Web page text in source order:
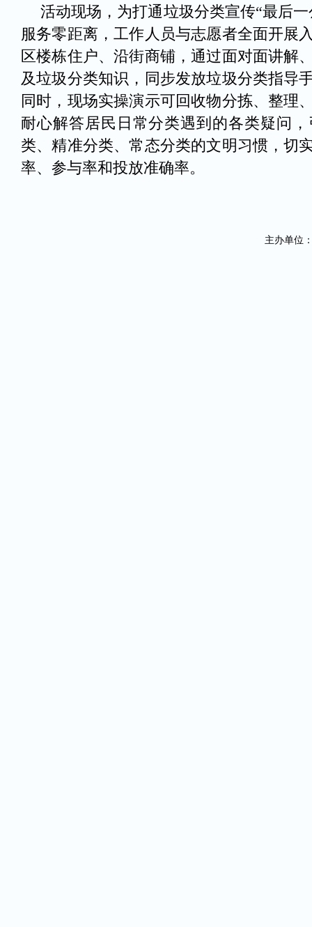
活动现场，为打通垃圾分类宣传“最后
服务零距离，工作人员与志愿者全面开展
区楼栋住户、沿街商铺，通过面对面讲解
及垃圾分类知识，同步发放垃圾分类指导
同时，现场实操演示可回收物分拣、整理
耐心解答居民日常分类遇到的各类疑问
类、精准分类、常态分类的文明习惯，切
率、参与率和投放准确率。
主办单位